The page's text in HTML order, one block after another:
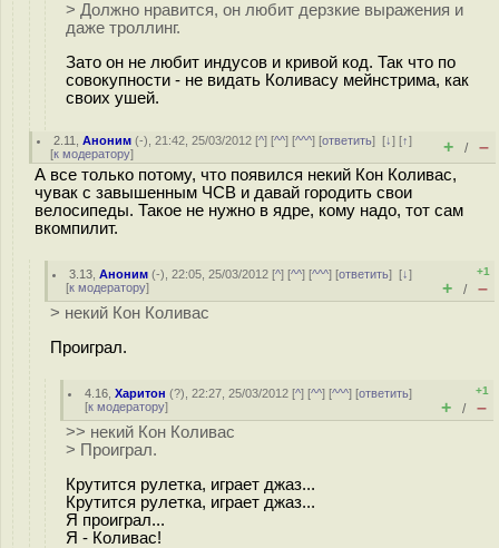
> Должно нравится, он любит дерзкие выражения и
даже троллинг.
Зато он не любит индусов и кривой код. Так что по
совокупности - не видать Коливасу мейнстрима, как
своих ушей.
2.11 ,Аноним (-), 21:42, 25/03/2012 [^] [^^] [^^^] [ответить][↓] [↑]
[к модератору] + / –
А все только потому, что появился некий Кон Коливас,
чувак с завышенным ЧСВ и давай городить свои
велосипеды. Такое не нужно в ядре, кому надо, тот сам
вкомпилит.
3.13 ,Аноним (-), 22:05, 25/03/2012 [^] [^^] [^^^] [ответить][↓]
[к модератору]
+1
+ / –
> некий Кон Коливас
Проиграл.
4.16 ,Харитон (?), 22:27, 25/03/2012 [^] [^^] [^^^] [ответить]
[к модератору]
+1
+ / –
>> некий Кон Коливас
> Проиграл.
Крутится рулетка, играет джаз...
Крутится рулетка, играет джаз...
Я проиграл...
Я - Коливас!